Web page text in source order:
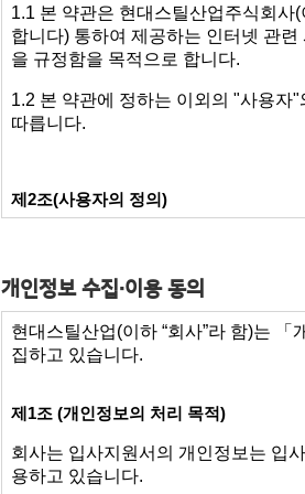
개인정보 수집·이용 동의